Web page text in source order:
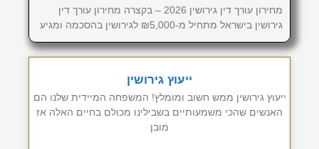
מחירון עורך דין גירושין 2026 – בקצרה מחירון עורך דין
גירושין בישראל מתחיל מ-₪5,000 לגירושין בהסכמה ומגיע
ייעוץ גירושין
ייעוץ גירושין ממש חשוב ומומלץ! המשפחה המיידית שלנו הם
האנשים שהכי משמעותיים בשבילינו מכולם בחיים האלה אז
מובן